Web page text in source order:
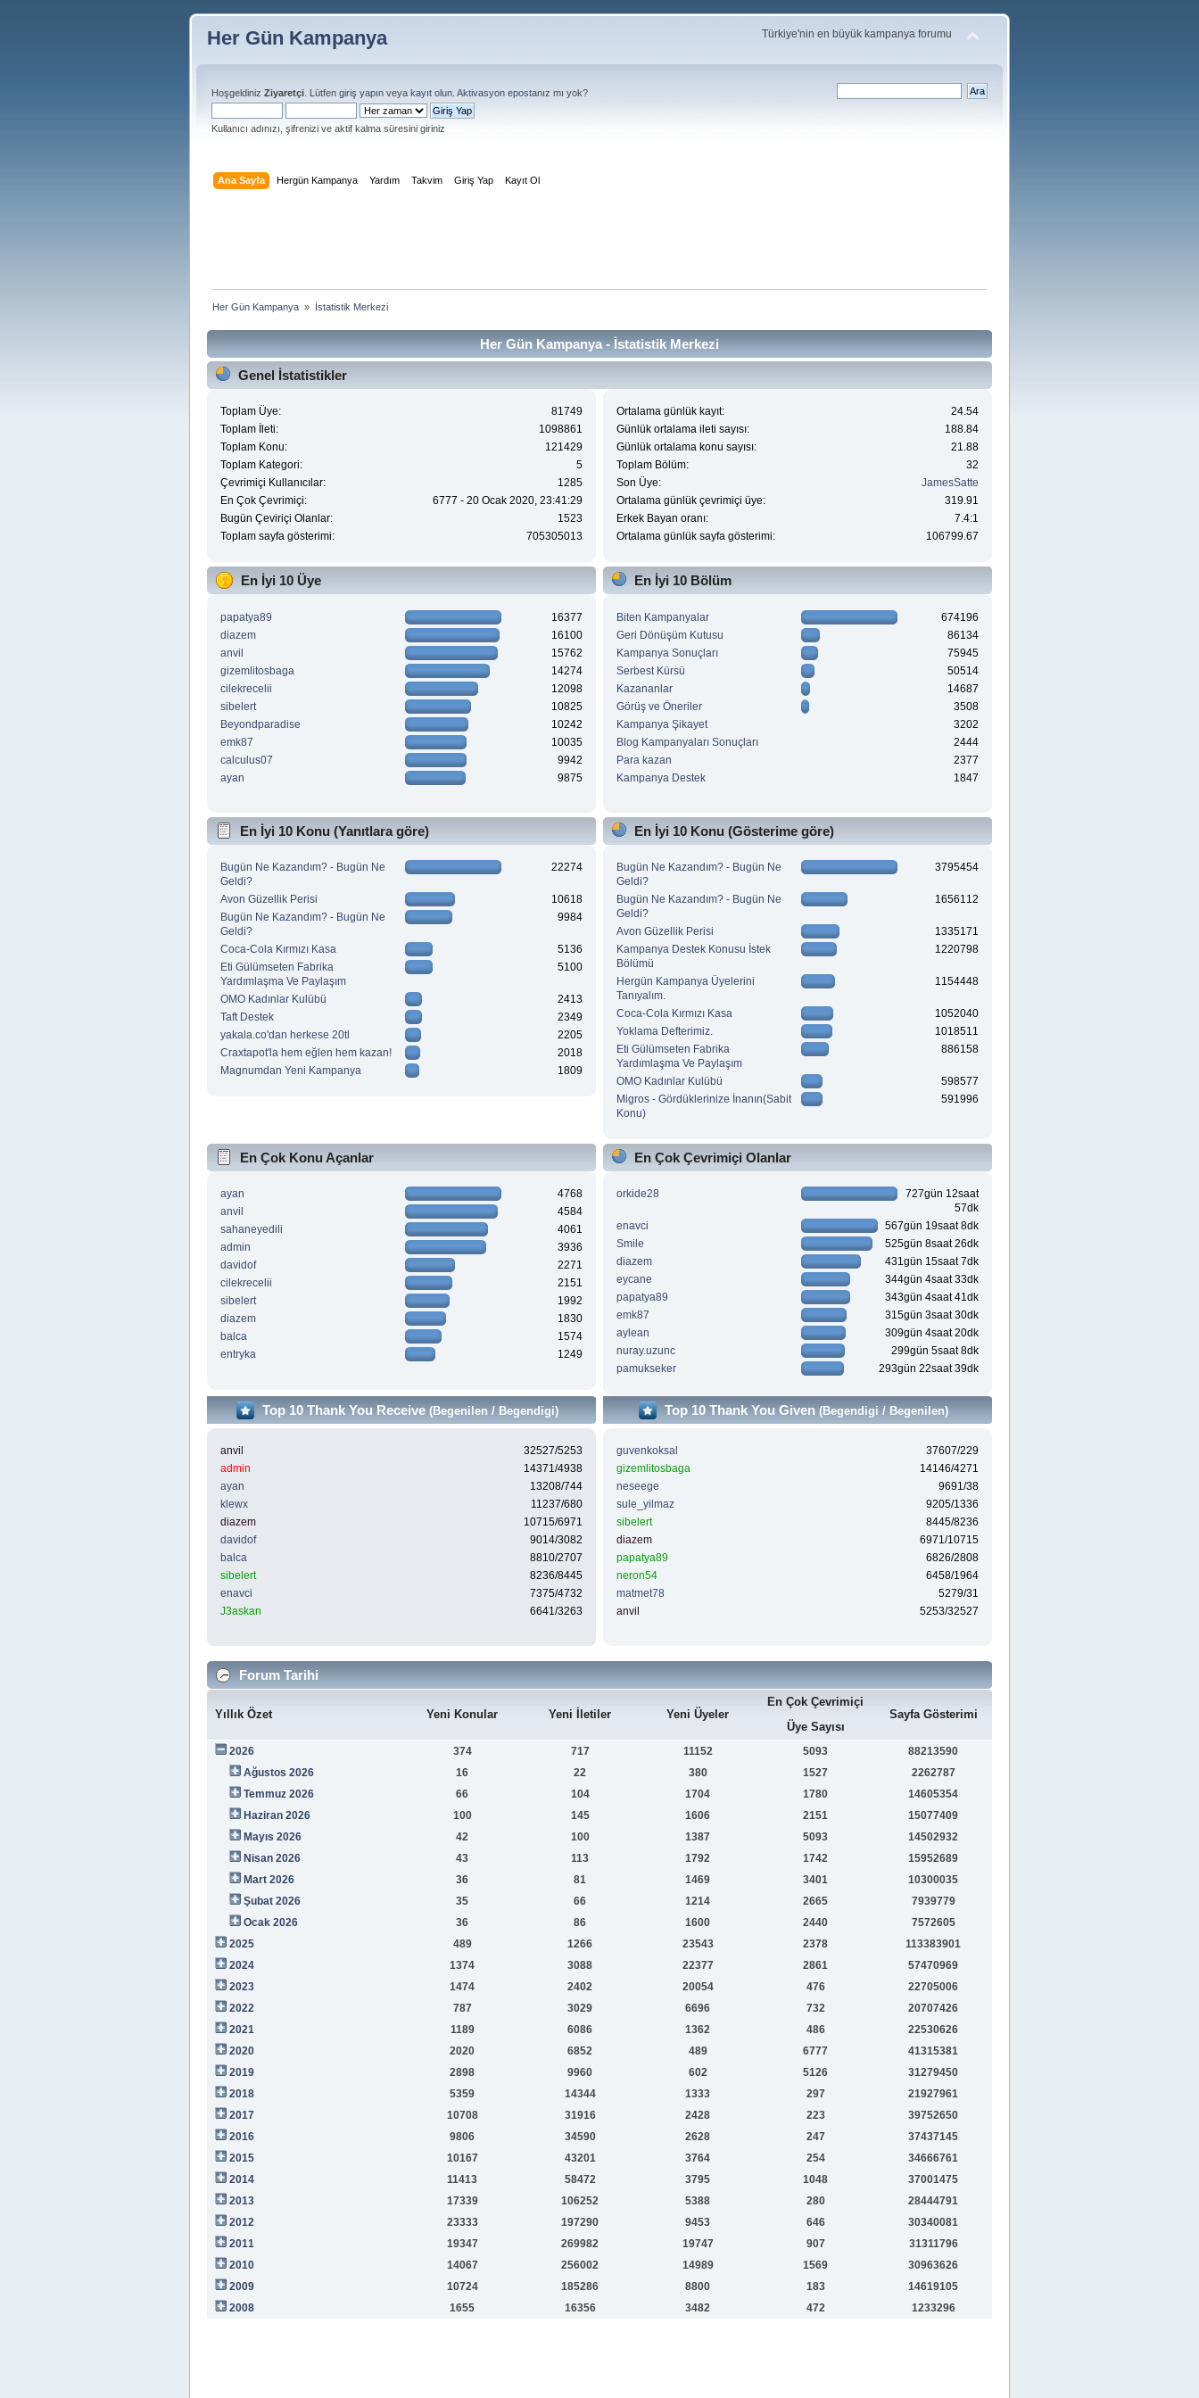
Her Gün Kampanya Türkiye'nin en büyük kampanya forumu
Hoşgeldiniz Ziyaretçi . Lütfen giriş yapın veya kayıt olun Aktivasyon epostanız mı yok?
Kullanıcı adınızı, şifrenizi ve aktif kalma süresini giriniz
Ana Sayfa Hergün Kampanya Yardım Takvim Giriş Yap Kayıt Ol
Her Gün Kampanya » İstatistik Merkezi
Her Gün Kampanya - İstatistik Merkezi
Genel İstatistikler
Toplam Üye:
81749
Toplam İleti:
1098861
Toplam Konu:
121429
Toplam Kategori:
5
Çevrimiçi Kullanıcılar:
1285
En Çok Çevrimiçi:
6777 - 20 Ocak 2020, 23:41:29
Bugün Çeviriçi Olanlar:
1523
Toplam sayfa gösterimi:
705305013
Ortalama günlük kayıt:
24.54
Günlük ortalama ileti sayısı:
188.84
Günlük ortalama konu sayısı:
21.88
Toplam Bölüm:
32
Son Üye:
JamesSatte
Ortalama günlük çevrimiçi üye:
319.91
Erkek Bayan oranı:
7.4:1
Ortalama günlük sayfa gösterimi:
106799.67
En İyi 10 Üye
papatya89
16377
diazem
16100
anvil
15762
gizemlitosbaga
14274
cilekrecelii
12098
sibelert
10825
Beyondparadise
10242
emk87
10035
calculus07
9942
ayan
9875
En İyi 10 Bölüm
Biten Kampanyalar
674196
Geri Dönüşüm Kutusu
86134
Kampanya Sonuçları
75945
Serbest Kürsü
50514
Kazananlar
14687
Görüş ve Öneriler
3508
Kampanya Şikayet
3202
Blog Kampanyaları Sonuçları
2444
Para kazan
2377
Kampanya Destek
1847
En İyi 10 Konu (Yanıtlara göre)
Bugün Ne Kazandım? - Bugün Ne
Geldi?
22274
Avon Güzellik Perisi
10618
Bugün Ne Kazandım? - Bugün Ne
Geldi?
9984
Coca-Cola Kırmızı Kasa
5136
Eti Gülümseten Fabrika
Yardımlaşma Ve Paylaşım
5100
OMO Kadınlar Kulübü
2413
Taft Destek
2349
yakala.co'dan herkese 20tl
2205
Craxtapot'la hem eğlen hem kazan!
2018
Magnumdan Yeni Kampanya
1809
En İyi 10 Konu (Gösterime göre)
Bugün Ne Kazandım? - Bugün Ne
Geldi?
3795454
Bugün Ne Kazandım? - Bugün Ne
Geldi?
1656112
Avon Güzellik Perisi
1335171
Kampanya Destek Konusu İstek
Bölümü
1220798
Hergün Kampanya Üyelerini
Tanıyalım.
1154448
Coca-Cola Kırmızı Kasa
1052040
Yoklama Defterimiz.
1018511
Eti Gülümseten Fabrika
Yardımlaşma Ve Paylaşım
886158
OMO Kadınlar Kulübü
598577
Migros - Gördüklerinize İnanın(Sabit
Konu)
591996
En Çok Konu Açanlar
ayan
4768
anvil
4584
sahaneyedili
4061
admin
3936
davidof
2271
cilekrecelii
2151
sibelert
1992
diazem
1830
balca
1574
entryka
1249
En Çok Çevrimiçi Olanlar
orkide28
727gün 12saat
57dk
enavci
567gün 19saat 8dk
Smile
525gün 8saat 26dk
diazem
431gün 15saat 7dk
eycane
344gün 4saat 33dk
papatya89
343gün 4saat 41dk
emk87
315gün 3saat 30dk
aylean
309gün 4saat 20dk
nuray.uzunc
299gün 5saat 8dk
pamukseker
293gün 22saat 39dk
Top 10 Thank You Receive (Begenilen / Begendigi)
anvil
32527/5253
admin
14371/4938
ayan
13208/744
klewx
11237/680
diazem
10715/6971
davidof
9014/3082
balca
8810/2707
sibelert
8236/8445
enavci
7375/4732
J3askan
6641/3263
Top 10 Thank You Given(Begendigi / Begenilen)
guvenkoksal
37607/229
gizemlitosbaga
14146/4271
neseege
9691/38
sule_yilmaz
9205/1336
sibelert
8445/8236
diazem
6971/10715
papatya89
6826/2808
neron54
6458/1964
matmet78
5279/31
anvil
5253/32527
Forum Tarihi
Yıllık Özet Yeni Konular Yeni İletiler Yeni Üyeler
En Çok Çevrimiçi
Üye Sayısı
Sayfa Gösterimi
2026 374 717 11152 5093
88213590
Ağustos 2026
16 22 380 1527
2262787
Temmuz 2026
66 104 1704 1780
14605354
Haziran 2026
100 145 1606 2151
15077409
Mayıs 2026
42 100 1387 5093
14502932
Nisan 2026
43 113 1792 1742
15952689
Mart 2026
36 81 1469 3401
10300035
Şubat 2026
35 66 1214 2665
7939779
Ocak 2026
36 86 1600 2440
7572605
2025
489 1266 23543 2378
113383901
2024
1374 3088 22377 2861
57470969
2023
1474 2402 20054 476
22705006
2022
787 3029 6696 732
20707426
2021
1189 6086 1362 486
22530626
2020
2020 6852 489 6777
41315381
2019
2898 9960 602 5126
31279450
2018
5359 14344 1333 297
21927961
2017
10708 31916 2428 223
39752650
2016
9806 34590 2628 247
37437145
2015
10167 43201 3764 254
34666761
2014
11413 58472 3795 1048
37001475
2013
17339 106252 5388 280
28444791
2012
23333 197290 9453 646
30340081
2011
19347 269982 19747 907
31311796
2010
14067 256002 14989 1569
30963626
2009
10724 185286 8800 183
14619105
2008
1655 16356 3482 472 1233296